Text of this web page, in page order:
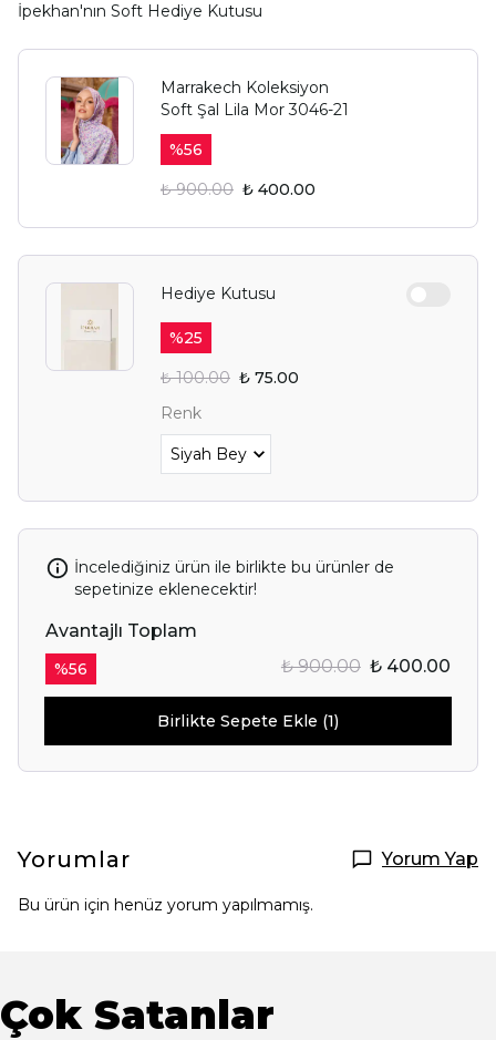
İpekhan'nın Soft Hediye Kutusu
Marrakech Koleksiyon
Soft Şal Lila Mor 3046-21
%56
₺ 900.00 ₺ 400.00
Hediye Kutusu
%25
₺ 100.00 ₺ 75.00
Renk
İncelediğiniz ürün ile birlikte bu ürünler de
sepetinize eklenecektir!
Avantajlı Toplam
%56 ₺ 900.00 ₺ 400.00
Birlikte Sepete Ekle (1)
Yorumlar Yorum Yap
Bu ürün için henüz yorum yapılmamış.
Çok Satanlar